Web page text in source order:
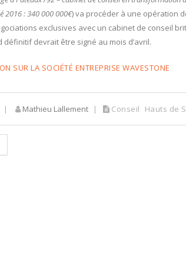
2016 : 340 000 000€) va procéder à une opération
exclusives avec un cabinet de conseil
définitif devrait être signé au mois d’avril.
SUR LA SOCIÉTÉ ENTREPRISE WAVESTONE
Mathieu Lallement Conseil Hauts de